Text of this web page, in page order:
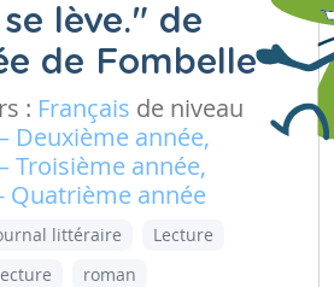
lève." de
de Fombelle
: Français de niveau
Deuxième année,
Troisième année,
Quatrième année
littéraire
Lecture
roman